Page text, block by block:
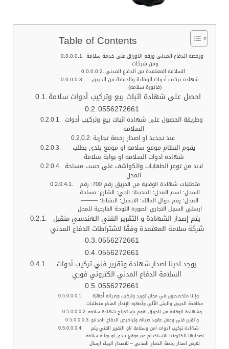
Table of Contents
ورخصة الدفاع المدنى ورفع الاوراق على خدمة سلامة
ومن شركات
السلامة المعتمدة من الدفاع المدني
شهادة تركيب أدوات الوقاية والحماية من الحريق
(فاتورة سلامة)
احصل على شهادة اثبات بيع وتركيب أدوات سلامة
0556272661
وطريقة الحصول على شهادة اثبات بيع وتركيب أدوات
السلامه
عند تجدبد او اصدار رخصة تجارية
يقوم النظام موقع سلامه او موقع بلدي بطلب
شهادة ادوات السلامه او بوابة سلامة
لابد من توفر الطفايات والكواشف على حسب مساحة
المحل
متطلبات شهادة الوقاية من الحريق رقم 700: رقم
السجل: اسم المحل: المدينة: الحي: الشارع: مساحة
المحل: رقم جوال المالك: الايميل: النشاط: ———
ارسلي السجل التجاري الصورة اللوحة الخارجية للمحل
يتم إصدار الشهادة و التقرير الفني الهندسي منقبل
شركة سلامة المعتمدة وفقًا لاشتراطات الدفاع المدني
0556272661
0556272661
يوجد لدينا اصدار شهادة وتقرير فني تركيب أدوات
السلامة الدفاع المدني الكتروني فوري
0556272661
وإننا متخصصون في مجال توريد وتركيب وصيانة أجهزة
مكافحة الحريق والرش الآلي وأجهزة الإنذار المبكر متطلبات
وشهادة الوقاية من الحريق نقوم بإستخراج شهادة سلامه
و تقرير فنى وعمل عقود صيانة وتراخيص الدفاع المدنىو
شهادة تركيب ادوات امن وسلامة /او التقرير الفني يتم
اصدارها الكترونيا للاستخدام عبر موقع بلدي او بوابة سلامة
لغرض اصدار رخصة الدفاع المدني – للاصدار الرجاء ارسال